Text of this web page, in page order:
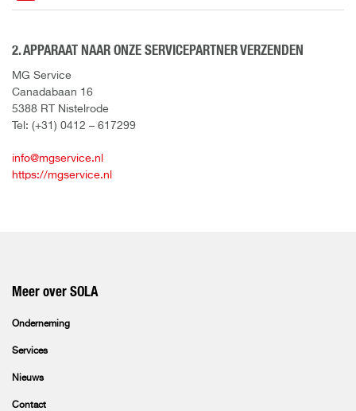
2. APPARAAT NAAR ONZE SERVICEPARTNER VERZENDEN
MG Service
Canadabaan 16
5388 RT Nistelrode
Tel: (+31) 0412 – 617299
info@mgservice.nl
https://mgservice.nl
Meer over SOLA
Onderneming
Services
Nieuws
Contact